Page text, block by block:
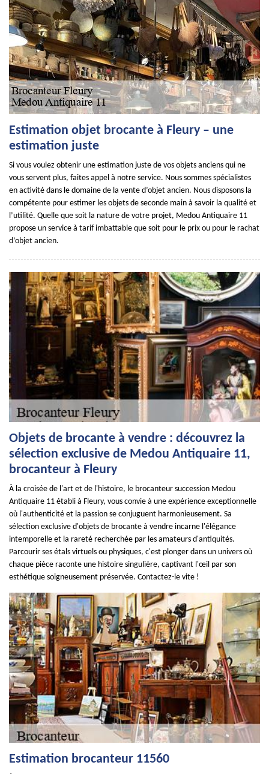
Estimation objet brocante à Fleury – une
estimation juste
Si vous voulez obtenir une estimation juste de vos objets anciens qui ne
vous servent plus, faites appel à notre service. Nous sommes spécialistes
en activité dans le domaine de la vente d’objet ancien. Nous disposons la
compétente pour estimer les objets de seconde main à savoir la qualité et
l’utilité. Quelle que soit la nature de votre projet, Medou Antiquaire 11
propose un service à tarif imbattable que soit pour le prix ou pour le rachat
d’objet ancien.
Objets de brocante à vendre : découvrez la
sélection exclusive de Medou Antiquaire 11,
brocanteur à Fleury
À la croisée de l'art et de l'histoire, le brocanteur succession Medou
Antiquaire 11 établi à Fleury, vous convie à une expérience exceptionnelle
où l'authenticité et la passion se conjuguent harmonieusement. Sa
sélection exclusive d'objets de brocante à vendre incarne l'élégance
intemporelle et la rareté recherchée par les amateurs d'antiquités.
Parcourir ses étals virtuels ou physiques, c'est plonger dans un univers où
chaque pièce raconte une histoire singulière, captivant l'œil par son
esthétique soigneusement préservée. Contactez-le vite !
Estimation brocanteur 11560